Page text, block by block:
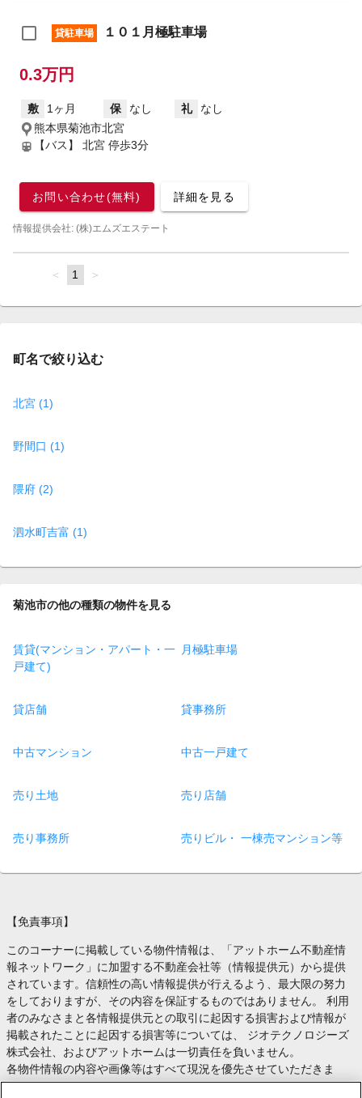
貸駐車場 １０１月極駐車場
0.3万円
敷 1ヶ月 保 なし 礼
なし
熊本県菊池市北宮
【バス】 北宮 停歩3分
お問い合わせ(無料) 詳細を見る
情報提供会社: (株)エムズエステート
page
You're
page
1 page
町名で絞り込む
北宮 (1)
野間口 (1)
隈府 (2)
泗水町吉富 (1)
菊池市の他の種類の物件を見る
賃貸(マンション・アパート・一
戸建て)
月極駐車場
貸店舗 貸事務所
中古マンション 中古一戸建て
売り土地 売り店舗
売り事務所 売りビル・ 一棟売マンション等
【免責事項】
このコーナーに掲載している物件情報は、「アットホーム不動産情
報ネットワーク」に加盟する不動産会社等（情報提供元）から提供
されています。信頼性の高い情報提供が行えるよう、最大限の努力
をしておりますが、その内容を保証するものではありません。 利用
者のみなさまと各情報提供元との取引に起因する損害および情報が
掲載されたことに起因する損害等については、 ジオテクノロジーズ
株式会社、およびアットホームは一切責任を負いません。
各物件情報の内容や画像等はすべて現況を優先させていただきま
す。